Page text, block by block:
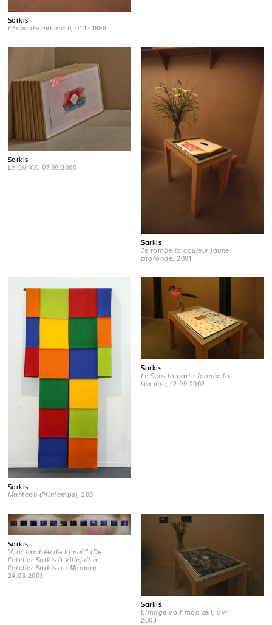
Sarkis
L'Echo de ma main , 01.12.1999
Sarkis
Le Cri XX , 07.09.2000
Sarkis
Je tombe la couleur jaune
profonde , 2001
Sarkis
Manteau (Printemps) , 2001
Sarkis
Le Sens la porte fermée la
lumière , 12.09.2002
Sarkis
"À la tombée de la nuit" (De
l'atelier Sarkis à Villejuif à
l'atelier Sarkis au Mamco)
24.03.2003
Sarkis
L'Image voit mon œil , avril
2003